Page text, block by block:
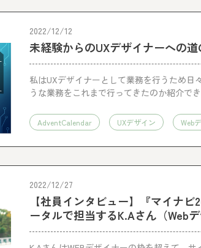
2022/12/12
未経験からのUXデザイナーへの道
私はUXデザイナーとして業務を行うため
うな業務をこれまで行ってきたのか紹介で
AdventCalendar UXデザイン Web
2022/12/27
【社員インタビュー】『マイナ
ータルで担当するK.Aさん（Webデ